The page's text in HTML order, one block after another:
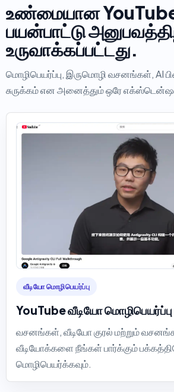
உண்மையான
பயன்பாட்டு
உருவாக்கப்பட்டது.
மொழிபெயர்ப்பு, இருமொழி வசனங்கள், AI
சுருக்கம் என அனைத்தும் ஒரே
வீடியோ மொழிபெயர்ப்பு
YouTube வீடியோ மொழிபெயர்ப்பு
வசனங்கள், வீடியோ குரல் மற்றும்
வீடியோக்களை நீங்கள் பார்க்கும்
மொழிபெயர்க்கவும்.